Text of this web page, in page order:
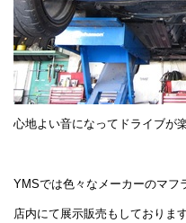
心地よい音になってドライブが
YMSでは色々なメーカーのマフ
店内にて展示販売もしておりま